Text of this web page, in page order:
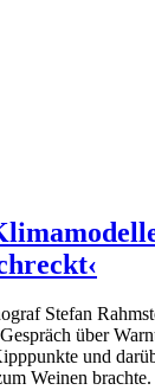
Stefan
über
und
Weinen brachte.